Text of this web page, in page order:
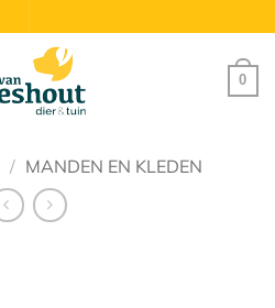
0
/ MANDEN EN KLEDEN